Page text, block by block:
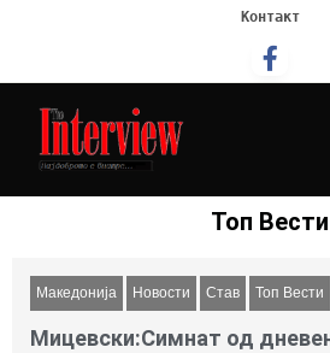
Контакт
Интервју Топ Вести
Македонија Новости Став Топ Вести
Мицевски:Симнат од